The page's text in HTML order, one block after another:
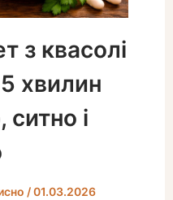
з квасолі
хвилин
і
/01.03.2026